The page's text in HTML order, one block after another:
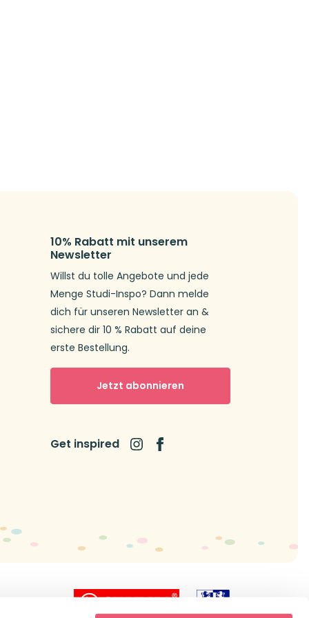
10% Rabatt mit unserem
Newsletter
Willst du tolle Angebote und jede
Menge Studi-Inspo? Dann melde
dich für unseren Newsletter an &
sichere dir 10 % Rabatt auf deine
erste Bestellung.
Jetzt abonnieren
Get inspired